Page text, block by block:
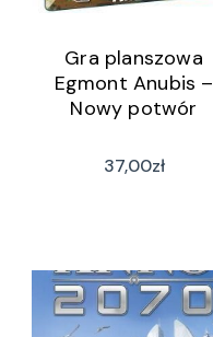
Gra planszowa
Egmont Anubis –
Nowy potwór
37,00zł